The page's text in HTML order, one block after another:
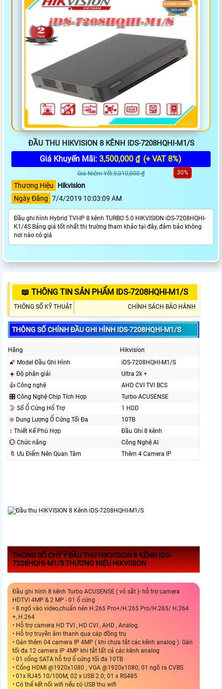
ĐẦU THU HIKVISION 8 KÊNH IDS-7208HQHI-M1/S
Giá Khuyến Mãi: 3,500,000 ₫ (+ VAT 8%)
Giá Niêm Yết:5,010,000 ₫ 30%
Thương Hiệu
Hikvision
Ngày Đăng 7/4/2019 10:03:09 AM
Đầu ghi hình Hybrid TVI-IP 8 kênh TURBO 5.0 HIKVISION iDS-7208HQHI-
K1/4S Bảng giá tốt nhất thị trường tham khảo tại đây, đảm bảo không
nơi nào có giá
📖 THÔNG TIN SẢN PHẨM IDS-7208HQHI-M1/S
THÔNG SỐ KỸ THUẬT CHÍNH SÁCH BẢO HÀNH
THÔNG SỐ CHÍNH ĐẦU GHI HÌNH IDS-7208HQHI-M1/S
Hãng
Hikvision
🌠 Model Đầu Ghi Hình
iDS-7208HQHI-M1/S
☀️ Độ phân giải
Ultra 2k +
👍 Công nghệ
AHD CVI TVI BCS
🎛 Công Nghệ Chip Tích Hợp
Turbo ACUSENSE
🌛 Số Ổ Cứng Hổ Trợ
1 HDD
❇️ Dung Lượng Ổ Cứng Tối Đa
10TB
↕️ Thiết Kế Phù Hợp
Đầu Ghi 8 kênh
💮 Chức năng
Công Nghệ AI
🔖 Ưu Điểm Nên Quan Tâm
Thêm 4 Camera IP
THÔNG SỐ CHÝ Ý ĐẦU THU HIKVISION 8 KÊNH IDS-
7208HQHI-M1/S THƯƠNG HIỆU HIKVISION
Đầu ghi hình 8 kênh Turbo ACUSENSE ( vỏ sắt )- hỗ trợ camera
HDTVI 4MP & 2 MP - 01 ổ cứng
• 8 ngõ vào video,chuẩn nén H.265 Pro+/H.265 Pro/H.265/ H.264
+, H.264
• Hỗ trợ camera HD TVI , HD CVI , AHD , Analog.
• Hỗ trợ truyền âm thanh qua cáp đồng trụ
• Gán thêm 04 camera IP 4MP ( khi chưa tắt các kênh analog ). Gán
tối đa 12 camera IP 4MP khi tắt tất cả các kênh analog
• 01 cổng SATA hỗ trợ ổ cứng tối đa 10TB
• Cổng HDMI @1920x1080 ; VGA @1920x1080; 01 ngõ ra CVBS
• 01x RJ45 10/100M; 02 x USB 2.0; 01 x RS485
• Có thể kết nối wifi nếu có USB thu wifi